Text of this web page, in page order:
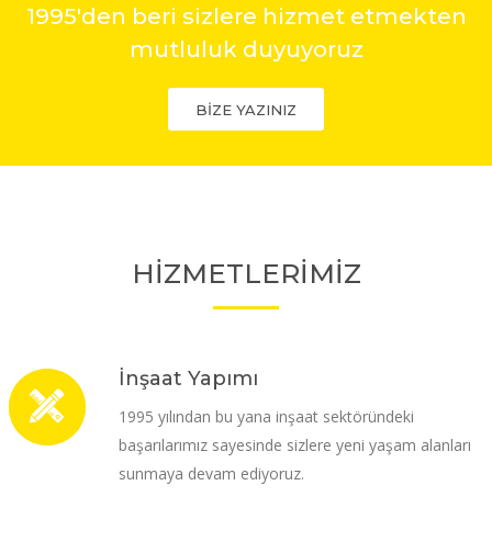
1995'den beri sizlere hizmet etmekten
mutluluk duyuyoruz
BİZE YAZINIZ
HİZMETLERİMİZ
İnşaat Yapımı
1995 yılından bu yana inşaat sektöründeki
başarılarımız sayesinde sizlere yeni yaşam alanları
sunmaya devam ediyoruz.